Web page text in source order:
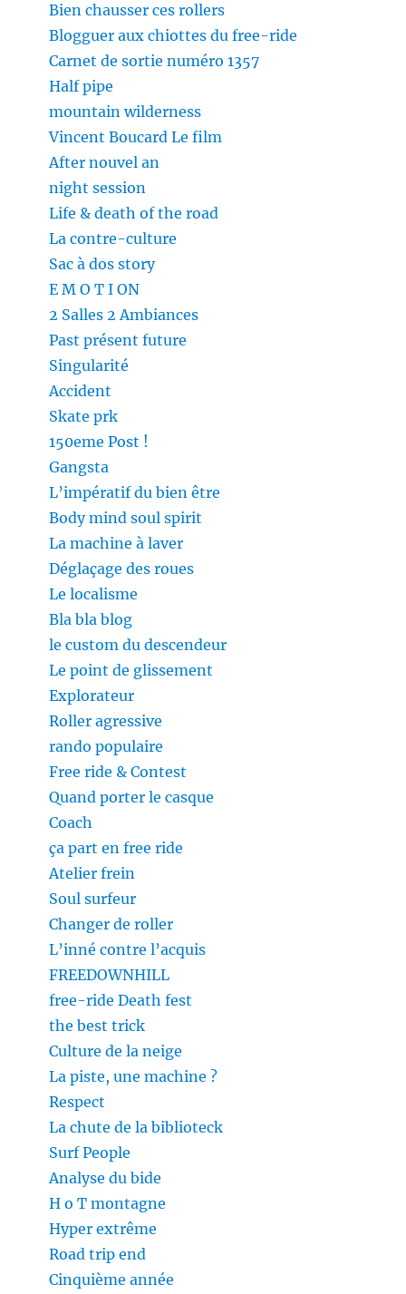
Bien chausser ces rollers
Blogguer aux chiottes du free-ride
Carnet de sortie numéro 1357
Half pipe
mountain wilderness
Vincent Boucard Le film
After nouvel an
night session
Life & death of the road
La contre-culture
Sac à dos story
E M O T I ON
2 Salles 2 Ambiances
Past présent future
Singularité
Accident
Skate prk
150eme Post !
Gangsta
L’impératif du bien être
Body mind soul spirit
La machine à laver
Déglaçage des roues
Le localisme
Bla bla blog
le custom du descendeur
Le point de glissement
Explorateur
Roller agressive
rando populaire
Free ride & Contest
Quand porter le casque
Coach
ça part en free ride
Atelier frein
Soul surfeur
Changer de roller
L’inné contre l’acquis
FREEDOWNHILL
free-ride Death fest
the best trick
Culture de la neige
La piste, une machine ?
Respect
La chute de la biblioteck
Surf People
Analyse du bide
H o T montagne
Hyper extrême
Road trip end
Cinquième année